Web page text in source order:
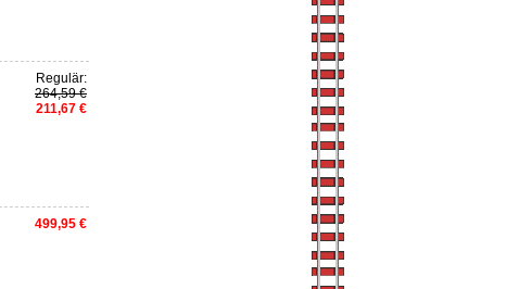
Regulär:
264,59 €
211,67 €
499,95 €